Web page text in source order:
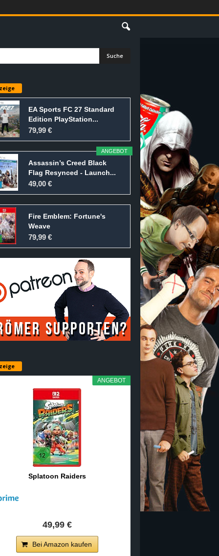
EA Sports FC 27 Standard
Edition PlayStation...
79,99 €
ANGEBOT
Assassin’s Creed Black
Flag Resynced - Launch...
49,00 €
Fire Emblem: Fortune's
Weave
79,99 €
ANGEBOT
Splatoon Raiders
49,99 €
Bei Amazon kaufen